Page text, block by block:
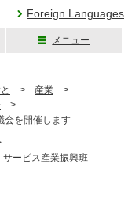
Foreign Languages
メニュー
> 産業 >
>
会を開催します
ービス産業振興班